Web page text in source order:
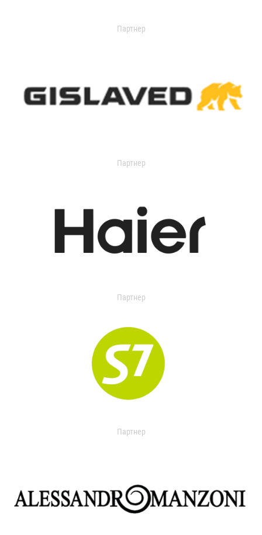
Партнер
Партнер
Партнер
Партнер